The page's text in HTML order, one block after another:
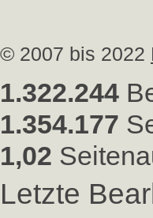
© 2007 bis 2022
1.322.244
1.354.177
1,02
Letzte